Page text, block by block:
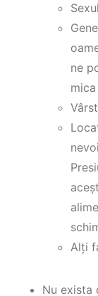
Sexul
ne
Alți
Nu exista